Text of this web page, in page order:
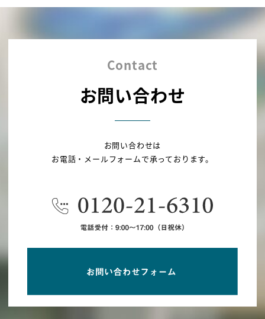
Contact
お問い合わせ
お問い合わせは
お電話・メールフォームで承っております。